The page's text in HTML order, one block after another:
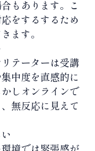
もあります。こ
をするするため
ます。
テーターは受講
中度を直感的に
しオンラインで
無反応に見えて